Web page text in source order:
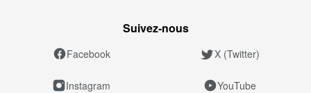
Suivez‑nous
Facebook X (Twitter)
Instagram YouTube